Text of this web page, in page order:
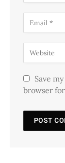
Save
browser